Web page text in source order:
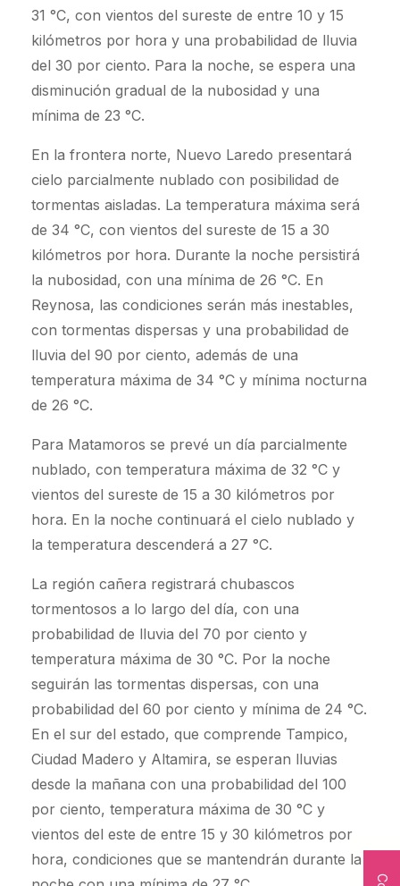
31 °C, con vientos del sureste de entre 10 y 15
kilómetros por hora y una probabilidad de lluvia
del 30 por ciento. Para la noche, se espera una
disminución gradual de la nubosidad y una
mínima de 23 °C.
En la frontera norte, Nuevo Laredo presentará
cielo parcialmente nublado con posibilidad de
tormentas aisladas. La temperatura máxima será
de 34 °C, con vientos del sureste de 15 a 30
kilómetros por hora. Durante la noche persistirá
la nubosidad, con una mínima de 26 °C. En
Reynosa, las condiciones serán más inestables,
con tormentas dispersas y una probabilidad de
lluvia del 90 por ciento, además de una
temperatura máxima de 34 °C y mínima nocturna
de 26 °C.
Para Matamoros se prevé un día parcialmente
nublado, con temperatura máxima de 32 °C y
vientos del sureste de 15 a 30 kilómetros por
hora. En la noche continuará el cielo nublado y
la temperatura descenderá a 27 °C.
La región cañera registrará chubascos
tormentosos a lo largo del día, con una
probabilidad de lluvia del 70 por ciento y
temperatura máxima de 30 °C. Por la noche
seguirán las tormentas dispersas, con una
probabilidad del 60 por ciento y mínima de 24 °C.
En el sur del estado, que comprende Tampico,
Ciudad Madero y Altamira, se esperan lluvias
desde la mañana con una probabilidad del 100
por ciento, temperatura máxima de 30 °C y
vientos del este de entre 15 y 30 kilómetros por
hora, condiciones que se mantendrán durante la